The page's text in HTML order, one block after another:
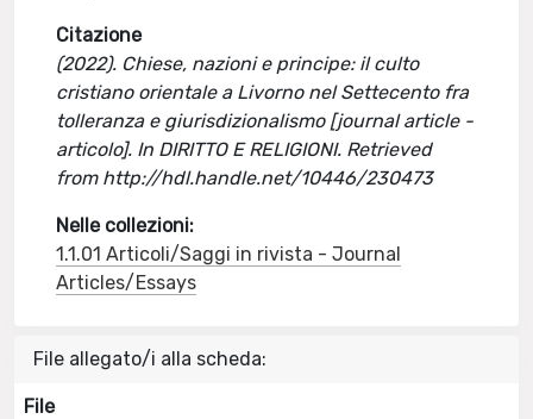
Citazione
(2022). Chiese, nazioni e principe: il culto
cristiano orientale a Livorno nel Settecento fra
tolleranza e giurisdizionalismo [journal article -
articolo]. In DIRITTO E RELIGIONI. Retrieved
from http://hdl.handle.net/10446/230473
Nelle collezioni:
1.1.01 Articoli/Saggi in rivista - Journal
Articles/Essays
File allegato/i alla scheda:
File